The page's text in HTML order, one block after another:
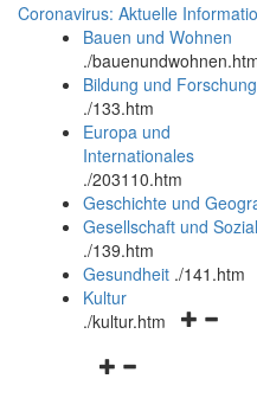
Coronavirus: Aktuelle
Bauen und Wohnen
./
Bildung und Forschung
./133.htm
Europa und
Internationales
./203110.htm
Geschichte und
Gesellschaft und
./139.htm
Gesundheit ./141.htm
Kultur
./kultur.htm
Navigationsmenü